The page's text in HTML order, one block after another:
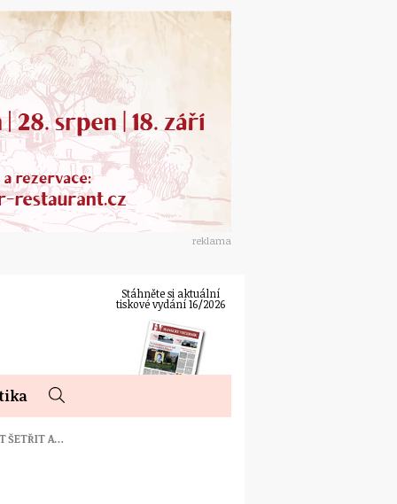
reklama
Stáhněte si aktuální
tiskové vydání 16/2026
ŠETŘIT A…